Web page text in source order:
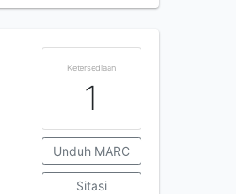
Ketersediaan
1
Unduh MARC
Sitasi